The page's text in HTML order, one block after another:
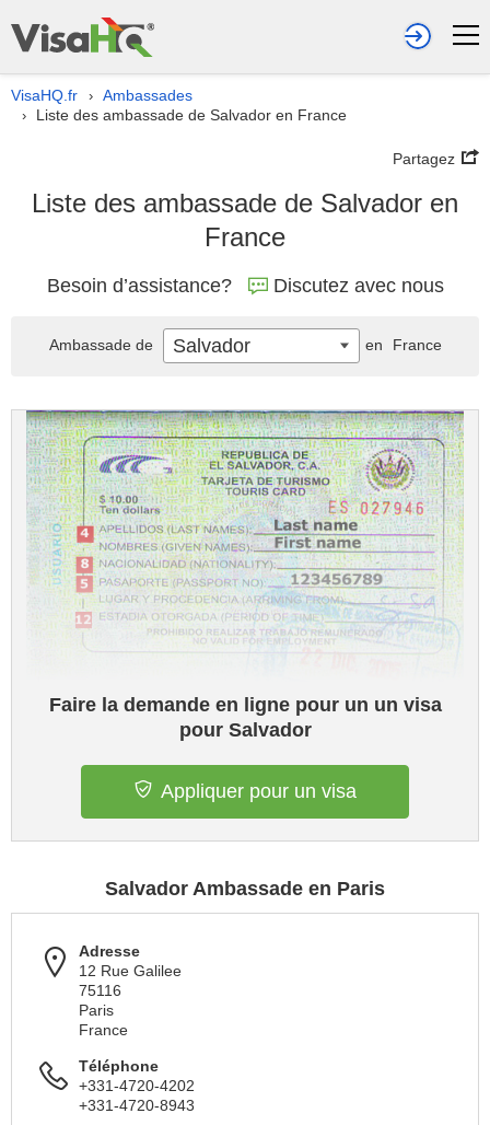
VisaHQ.fr › Ambassades
› Liste des ambassade de Salvador en France
Partagez
Liste des ambassade de Salvador en
France
Besoin d’assistance? Discutez avec nous
Faire la demande en ligne pour un un visa
pour Salvador
Appliquer pour un visa
Salvador Ambassade en Paris
Adresse
12 Rue Galilee
75116
Paris
France
Téléphone
+331-4720-4202
+331-4720-8943
Ambassade de Salvador en France